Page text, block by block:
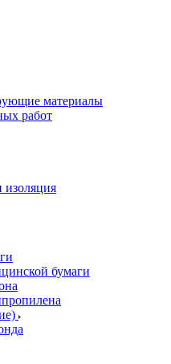
материалы
работ
изоляция
бумаги